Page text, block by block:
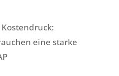
eine starke